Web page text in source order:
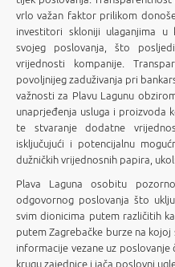
vrlo važan faktor prilikom
investitori skloniji ulaganjima
svojeg poslovanja, što
vrijednosti kompanije.
povoljnijeg zaduživanja pri
važnosti za Plavu Lagunu
unaprjeđenja usluga i proizvoda
te stvaranje dodatne
isključujući i potencijalnu
dužničkih vrijednosnih papira,
Plava Laguna osobitu
odgovornog poslovanja što
svim dionicima putem različitih
putem Zagrebačke burze na
informacije vezane uz
krugu zajednice i jača poslovni